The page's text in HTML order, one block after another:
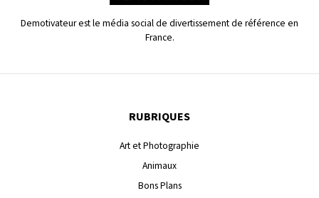
Demotivateur est le média social de divertissement de référence en
France.
RUBRIQUES
Art et Photographie
Animaux
Bons Plans